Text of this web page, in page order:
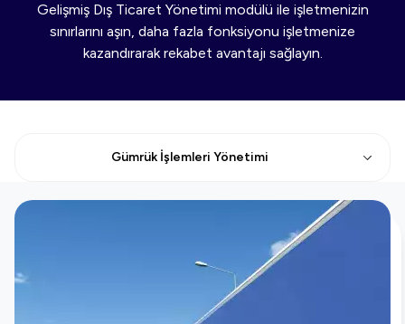
Gelişmiş Dış Ticaret Yönetimi modülü ile işletmenizin
sınırlarını aşın, daha fazla fonksiyonu işletmenize
kazandırarak rekabet avantajı sağlayın.
Gümrük İşlemleri Yönetimi